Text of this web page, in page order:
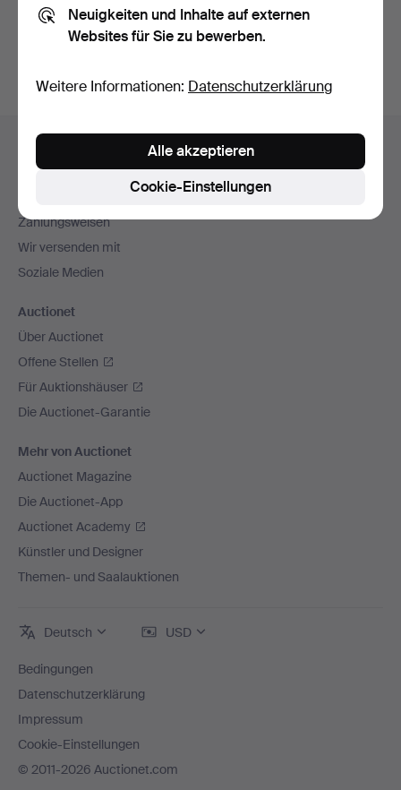
Sie können auch inBeendete Auktionen aus unserem
suchen.
Fußzeilen-
Kontakt mit dem Support aufnehmen
Zahlungsweisen
Wir versenden mit
Soziale Medien
Auctionet
Über Auctionet
Offene Stellen
Für Auktionshäuser
Die Auctionet-Garantie
Mehr von Auctionet
Auctionet Magazine
Die Auctionet-App
Auctionet Academy
Künstler und Designer
Themen- und Saalauktionen
Deutsch USD
Bedingungen
Datenschutzerklärung
Impressum
Cookie-Einstellungen
© 2011-2026 Auctionet.com
Neuigkeiten und Inhalte auf externen
Websites für Sie zu bewerben.
Weitere Informationen: Datenschutzerklärung
Cookie-Einstellungen
Alle akzeptieren